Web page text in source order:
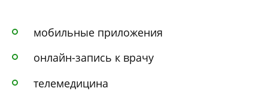
мобильные приложения
онлайн-запись к врачу
телемедицина